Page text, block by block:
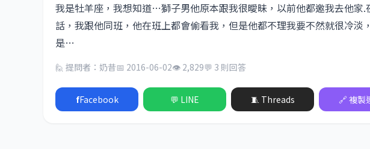
我是牡羊座，我想知道…獅子男他原本跟我很曖昧，以前他都邀我去他家
話，我跟他同班，他在班上都會偷看我，但是他都不理我要不然就很冷
是…
🙋 提問者：奶昔📅 2016-06-02👁 2,829💬 3 則回答
fFacebook 💬 LINE 🧵 Threads 🔗 複製